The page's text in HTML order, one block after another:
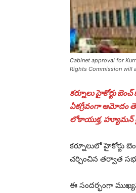
Cabinet approval for
Rights Commission will
కర్నూలు హైకోర్టు
ఏకగ్రీవంగా ఆమోదం
లోకాయుక్త, హ్యూమన్
కర్నూలులో హైకోర్టు
చర్చించిన తర్వాత
ఈ సందర్భంగా